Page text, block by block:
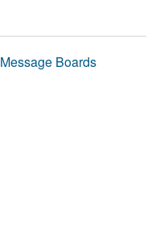
Message Boards